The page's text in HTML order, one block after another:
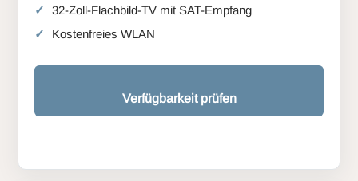
32-Zoll-Flachbild-TV mit SAT-Empfang
Kostenfreies WLAN
Verfügbarkeit prüfen